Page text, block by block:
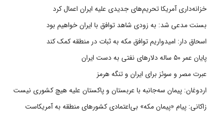
خزانه‌داری آمریکا تحریم‌های جدیدی علیه ایران اعمال کرد
بسنت مدعی شد: به زودی شاهد توافق با ایران خواهیم بود
اسحاق دار: امیدواریم توافق مکه به ثبات در منطقه کمک کند
پایان عمر ۵۰ ساله دلارهای نفتی به دست ایران
عبرت مصر و سوئز برای ایران و تنگه هرمز
اردوغان: پیمان سه‌جانبه با عربستان و پاکستان علیه هیچ کشوری نیست
زاکانی: پیام «پیمان مکه» بی‌اعتمادی کشورهای منطقه به آمریکاست